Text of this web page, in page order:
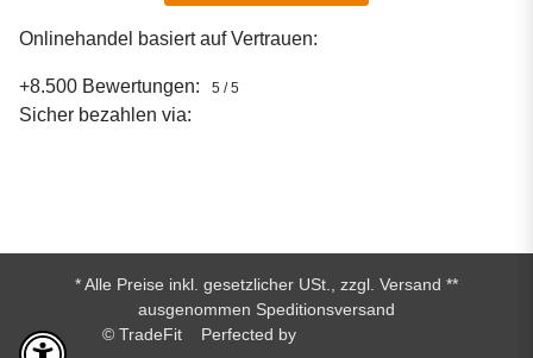
Onlinehandel basiert auf Vertrauen:
+8.500 Bewertungen: 5 / 5
Sicher bezahlen via:
* Alle Preise inkl. gesetzlicher USt., zzgl. Versand **
ausgenommen Speditionsversand
© TradeFit
Perfected by